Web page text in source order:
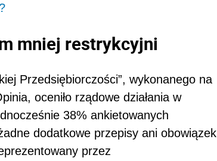
mniej restrykcyjni
Przedsiębiorczości”, wykonanego na
, oceniło rządowe działania w
38% ankietowanych
dodatkowe przepisy ani obowiązek
przez